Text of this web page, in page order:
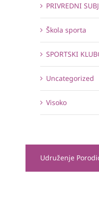
PRIVREDNI
Škola sporta
SPORTSKI
Uncategorized
Visoko
Udruženje